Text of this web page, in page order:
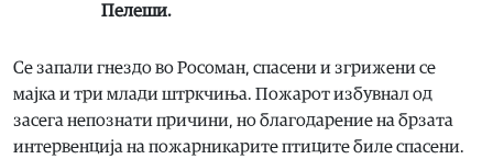
Пелеши.
Се запали гнездо во Росоман, спасени и згрижени се
мајка и три млади штркчиња. Пожарот избувнал од
засега непознати причини, но благодарение на брзата
интервенција на пожарникарите птиците биле спасени.